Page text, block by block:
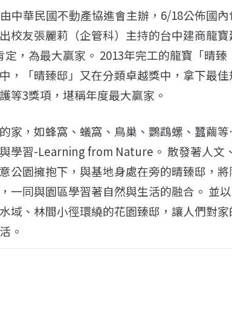
中華民國不動產協進會主辦，6/18公佈國內
校友張麗莉（企管科）主持的台中建商龍寶
，為最大贏家。 2013年完工的龍寶「晴臻
，「晴臻邸」又在分類卓越獎中，拿下最佳
等3獎項，堪稱年度最大贏家。
家，如蜂窩、蟻窩、鳥巢、鸚鵡螺、蠶繭
學習-Learning from Nature。 散發著人文、
公園擁抱下，與基地身處在旁的晴臻邸，將
一同與園區學習著自然與生活的融合。 並以
域、林間小徑環繞的花園臻邸，讓人們對家
。